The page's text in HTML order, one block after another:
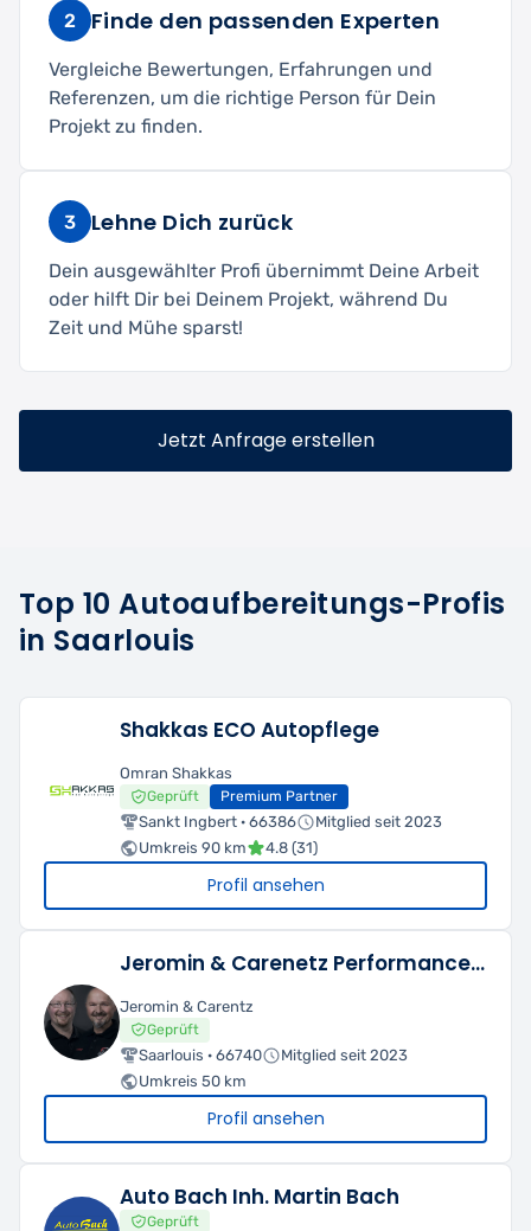
2 Finde den passenden Experten
Vergleiche Bewertungen, Erfahrungen und
Referenzen, um die richtige Person für Dein
Projekt zu finden.
3 Lehne Dich zurück
Dein ausgewählter Profi übernimmt Deine Arbeit
oder hilft Dir bei Deinem Projekt, während Du
Zeit und Mühe sparst!
Jetzt Anfrage erstellen
Top 10 Autoaufbereitungs-Profis
in Saarlouis
Shakkas ECO Autopflege
Omran Shakkas
Geprüft Premium Partner
Sankt Ingbert · 66386
Mitglied seit 2023
Umkreis 90 km
4.8 (31)
Profil ansehen
Jeromin & Carenetz Performance in Lack
Jeromin & Carentz
Geprüft
Saarlouis · 66740
Mitglied seit 2023
Umkreis 50 km
Profil ansehen
Auto Bach Inh. Martin Bach
Geprüft